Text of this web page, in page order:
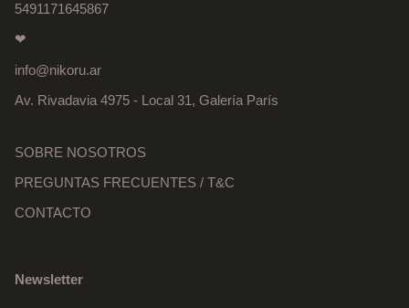
5491171645867
❤
info@nikoru.ar
Av. Rivadavia 4975 - Local 31, Galería París
SOBRE NOSOTROS
PREGUNTAS FRECUENTES / T&C
CONTACTO
Newsletter